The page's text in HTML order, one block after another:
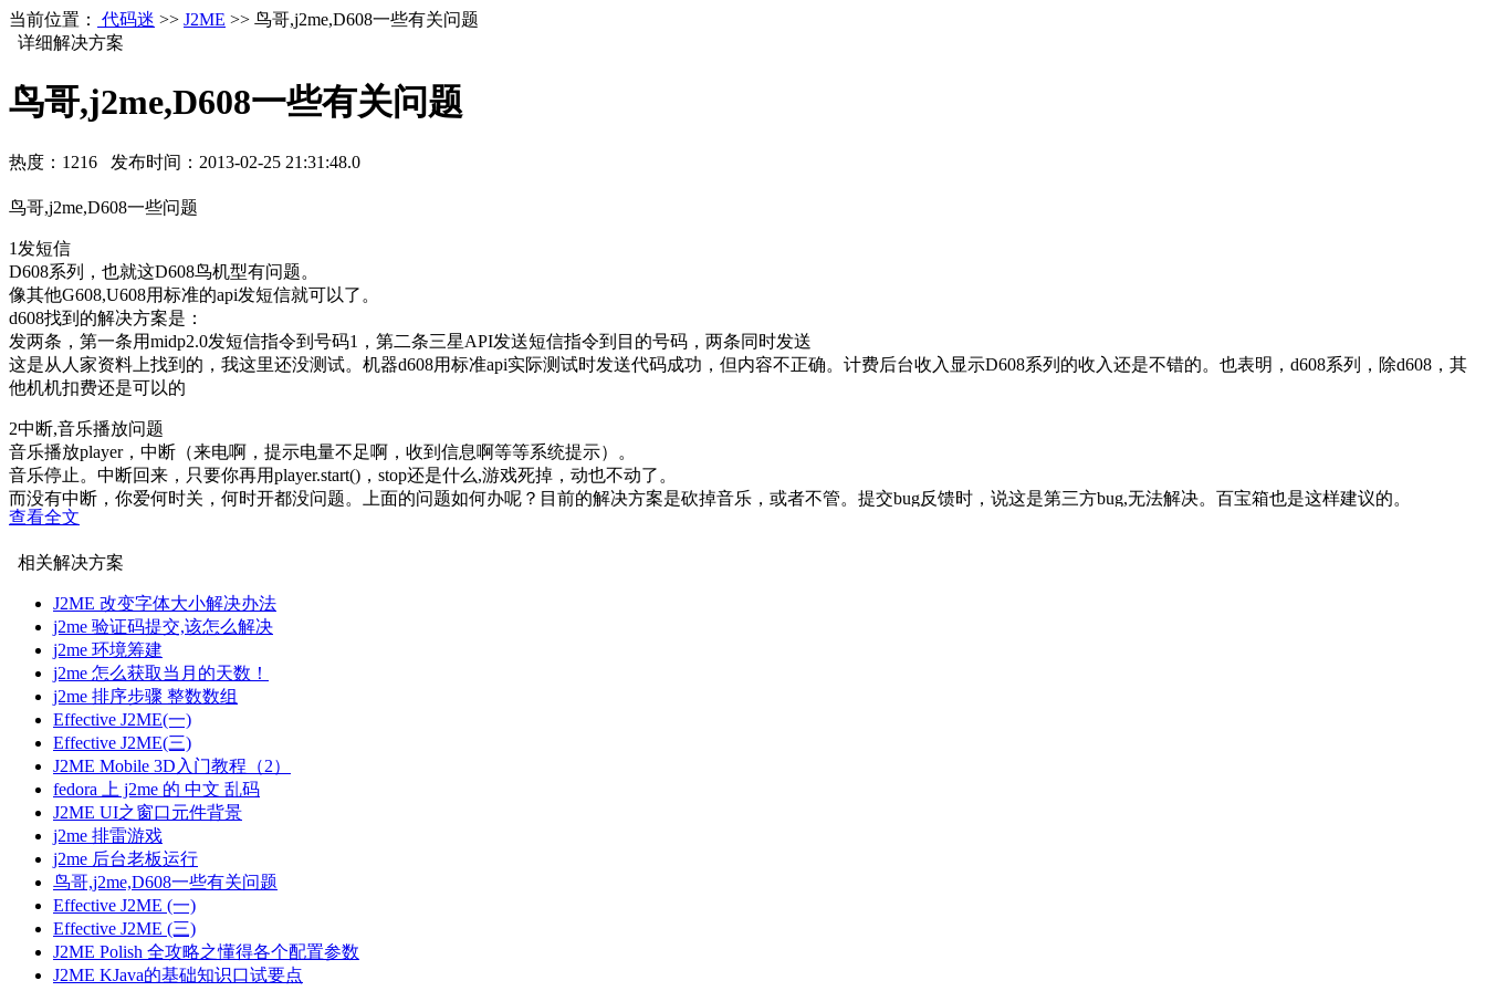
当前位置： 代码迷 >> J2ME >> 鸟哥,j2me,D608一些有关问题
详细解决方案
鸟哥,j2me,D608一些有关问题
热度： 1216 发布时间： 2013-02-25 21:31:48.0
鸟哥,j2me,D608一些问题
1发短信
D608系列，也就这D608鸟机型有问题。
像其他G608,U608用标准的api发短信就可以了。
d608找到的解决方案是：
发两条，第一条用midp2.0发短信指令到号码1，第二条三星API发送短信指令到目的号码，两条同时发送
这是从人家资料上找到的，我这里还没测试。机器d608用标准api实际测试时发送代码成功，但内容不正确。计费后台收入显示D608系列的收入还是不错的。也表明，d608系列，除d608，其
他机机扣费还是可以的
2中断,音乐播放问题
音乐播放player，中断（来电啊，提示电量不足啊，收到信息啊等等系统提示）。
音乐停止。中断回来，只要你再用player.start()，stop还是什么,游戏死掉，动也不动了。
而没有中断，你爱何时关，何时开都没问题。上面的问题如何办呢？目前的解决方案是砍掉音乐，或者不管。提交bug反馈时，说这是第三方bug,无法解决。百宝箱也是这样建议的。
如果真要解决,鸟哥,有这样的想法：根据7610上的问题，采用player = null;player再new出一个来，可以试试看能否解决。鸟哥,自己就没去测试了。
3打开wap或者网站
1 楼 鸟哥哥 2010-05-27
d608使用textfield，设置any就是任意字符，如果设置长度为4,在d608中文输入法上，只可以输入1个字。。。
查看全文
相关解决方案
J2ME 改变字体大小解决办法
j2me 验证码提交,该怎么解决
j2me 环境筹建
j2me 怎么获取当月的天数！
j2me 排序步骤 整数数组
Effective J2ME(一)
Effective J2ME(三)
J2ME Mobile 3D入门教程（2）
fedora 上 j2me 的 中文 乱码
J2ME UI之窗口元件背景
j2me 排雷游戏
j2me 后台老板运行
鸟哥,j2me,D608一些有关问题
Effective J2ME (一)
Effective J2ME (三)
J2ME Polish 全攻略之懂得各个配置参数
J2ME KJava的基础知识口试要点